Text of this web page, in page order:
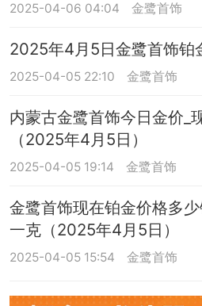
2025-04-06 04:04 金鹭首饰
2025年4月5日金鹭首饰铂
2025-04-05 22:10 金鹭首饰
内蒙古金鹭首饰今日金价_
（2025年4月5日）
2025-04-05 19:14 金鹭首饰
金鹭首饰现在铂金价格多
一克（2025年4月5日）
2025-04-05 15:54 金鹭首饰